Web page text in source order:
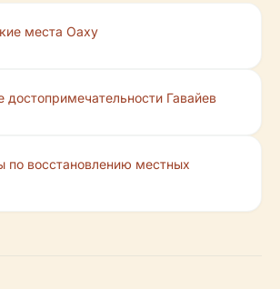
места Оаху
достопримечательности Гавайев
по восстановлению местных